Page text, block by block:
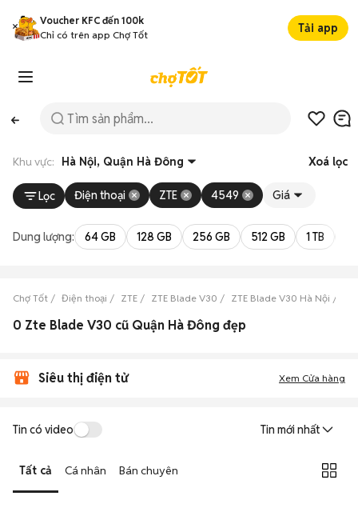
Voucher KFC đến 100k
Chỉ có trên app Chợ Tốt
Tải app
Khu vực: Hà Nội, Quận Hà Đông Xoá lọc
Lọc Điện thoại ZTE 4549 Giá
Dung lượng: 64 GB 128 GB 256 GB 512 GB 1 TB
Chợ Tốt Điện thoại ZTE ZTE Blade V30 ZTE Blade V30 Hà Nội
0 Zte Blade V30 cũ Quận Hà Đông đẹp
Siêu thị điện tử Xem Cửa hàng
Tin có video Tin mới nhất
Tất cả Cá nhân Bán chuyên